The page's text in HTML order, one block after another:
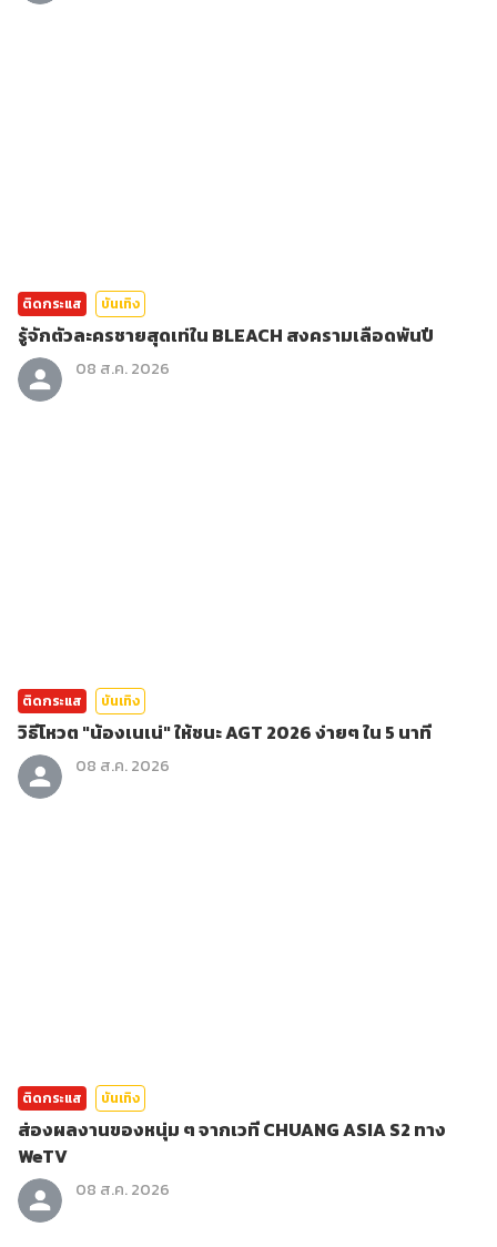
ติดกระแส บันเทิง
รู้จักตัวละครชายสุดเท่ใน BLEACH สงครามเลือดพันปี
08 ส.ค. 2026
ติดกระแส บันเทิง
วิธีโหวต "น้องเนเน่" ให้ชนะ AGT 2026 ง่ายๆ ใน 5 นาที
08 ส.ค. 2026
ติดกระแส บันเทิง
ส่องผลงานของหนุ่ม ๆ จากเวที CHUANG ASIA S2 ทาง
WeTV
08 ส.ค. 2026